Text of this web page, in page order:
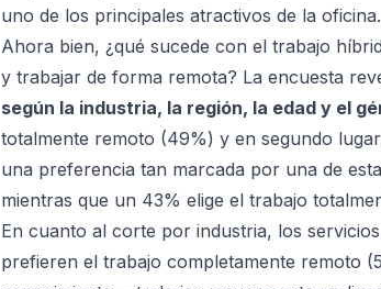
uno de los principales atractivos de la oficina.
Ahora bien, ¿qué sucede con el trabajo
y trabajar de forma remota? La encuesta
según la industria, la región, la edad y el
totalmente remoto (49%) y en segundo
una preferencia tan marcada por una de
mientras que un 43% elige el trabajo
En cuanto al corte por industria, los
prefieren el trabajo completamente remoto